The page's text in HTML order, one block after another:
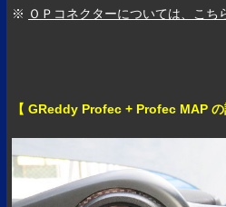
※ ＯＰコネクターについては、こち
【 GReddy Profec + Profec MAP の